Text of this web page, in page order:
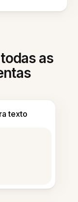
as
texto